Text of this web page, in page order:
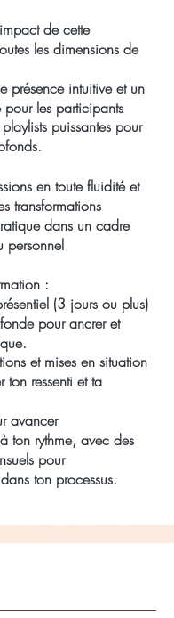
de cette
les dimensions de
présence intuitive et un
pour les participants
puissantes pour
en toute fluidité et
transformations
dans un cadre
personnel
:
(3 jours ou plus)
pour ancrer et
et mises en situation
ton ressenti et ta
avancer
ton rythme, avec des
pour
dans ton processus.